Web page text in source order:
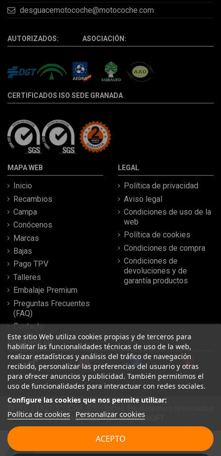
Leer más reseñas
desguacemotocoche@motocoche.com
AUTORIZADOS: ASOCIACIÓN:
CERTIFICADOS ISO SEDE GRANADA
MAPA WEB
Inicio
Recambios
Campa
Conócenos
Marcas
Bajas
Pago TPV
Talleres
Embalaje Premium
Preguntas Frecuentes
(FAQ)
Contacto
LEGAL
Política de privacidad
Aviso legal
Condiciones de uso de la
web
Política de cookies
Condiciones de compra
Condiciones de
devoluciones y de
garantía productos
Este sitio Web utiliza cookies propias y de terceros para
habilitar las funcionalidades técnicas de uso de la web,
realizar estadísticas y análisis del tráfico de navegación
recibido, personalizar las preferencias del usuario y otras
para ofrecer anuncios y publicidad. También permitimos el
uso de funcionalidades para interactuar con redes sociales.
Configure las cookies que nos permite utilizar:
Política de cookies Personalizar cookies
ACEPTO
SÍGUENOS EN
| Desarrollado porSeintoSOFT